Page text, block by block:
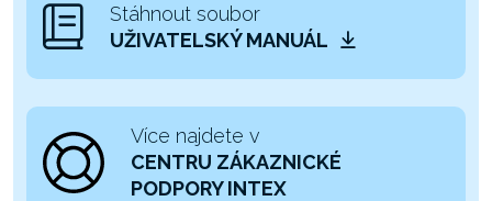
Stáhnout soubor
UŽIVATELSKÝ MANUÁL
Více najdete v
CENTRU ZÁKAZNICKÉ
PODPORY INTEX